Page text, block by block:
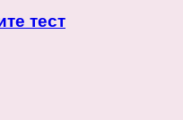
тест